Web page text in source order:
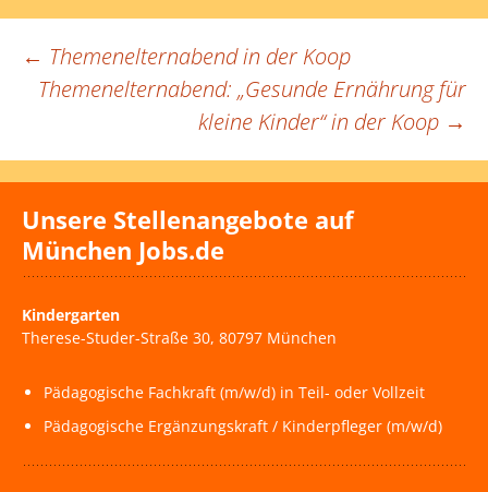
Beitragsnavigation
← Themenelternabend in der Koop
Themenelternabend: „Gesunde Ernährung für
kleine Kinder“ in der Koop →
Unsere Stellenangebote auf
München Jobs.de
Kindergarten
Therese-Studer-Straße 30, 80797 München
Pädagogische Fachkraft (m/w/d) in Teil- oder Vollzeit
Pädagogische Ergänzungskraft / Kinderpfleger (m/w/d)